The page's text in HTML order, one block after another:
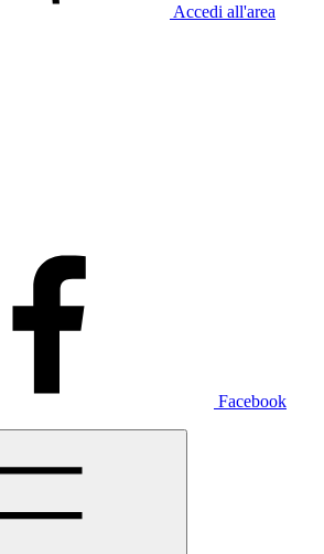
Accedi all'area
Facebook